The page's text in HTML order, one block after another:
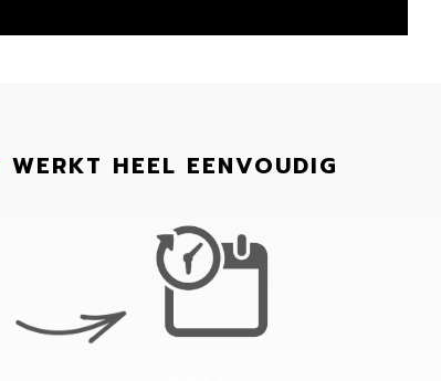
WERKT HEEL EENVOUDIG